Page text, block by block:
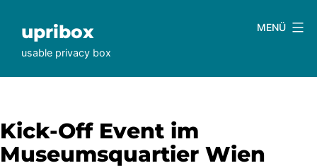
springenupribox
usable privacy box
MENÜ
Kick-Off Event im
Museumsquartier Wien